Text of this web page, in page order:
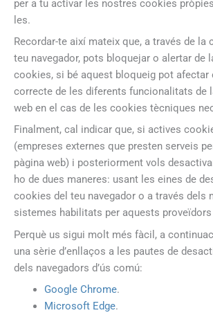
per a tu activar les nostres cookies
les.
Recordar-te així mateix que, a través de la
teu navegador, pots bloquejar o alertar de
cookies, si bé aquest bloqueig pot afectar
correcte de les diferents funcionalitats de
web en el cas de les cookies tècniques
Finalment, cal indicar que, si actives
(empreses externes que presten serveis
pàgina web) i posteriorment vols
ho de dues maneres: usant les eines de
cookies del teu navegador o a través dels
sistemes habilitats per aquests proveïdors
Perquè us sigui molt més fàcil, a
una sèrie d’enllaços a les pautes de
dels navegadors d’ús comú:
Google Chrome.
Microsoft Edge.